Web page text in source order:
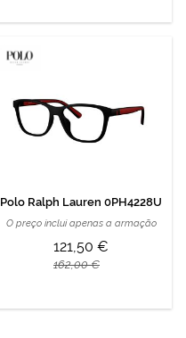
Polo Ralph Lauren 0PH4228U
O preço inclui apenas a armação
121,50 €
162,00 €